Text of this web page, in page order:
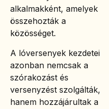
alkalmakként, amelyek
összehozták a
közösséget.
A lóversenyek kezdetei
azonban nemcsak a
szórakozást és
versenyzést szolgálták,
hanem hozzájárultak a